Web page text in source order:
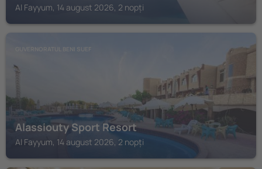
Al Fayyum, 14 august 2026, 2 nopți
GUVERNORATUL BENI SUEF
Alassiouty Sport Resort
Al Fayyum, 14 august 2026, 2 nopți